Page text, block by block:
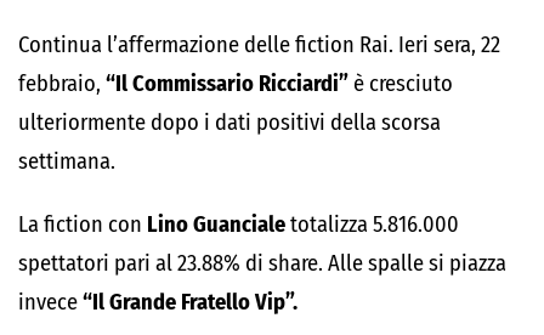
Continua l’affermazione delle fiction Rai. Ieri sera, 22
febbraio, “Il Commissario Ricciardi” è cresciuto
ulteriormente dopo i dati positivi della scorsa
settimana.
La fiction con Lino Guancialetotalizza 5.816.000
spettatori pari al 23.88% di share. Alle spalle si piazza
invece“Il Grande Fratello Vip”.